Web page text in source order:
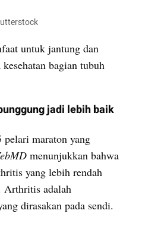
untuk jantung dan
bagian tubuh
jadi lebih baik
pelari maraton yang
menunjukkan bahwa
yang lebih rendah
Arthritis adalah
dirasakan pada sendi.